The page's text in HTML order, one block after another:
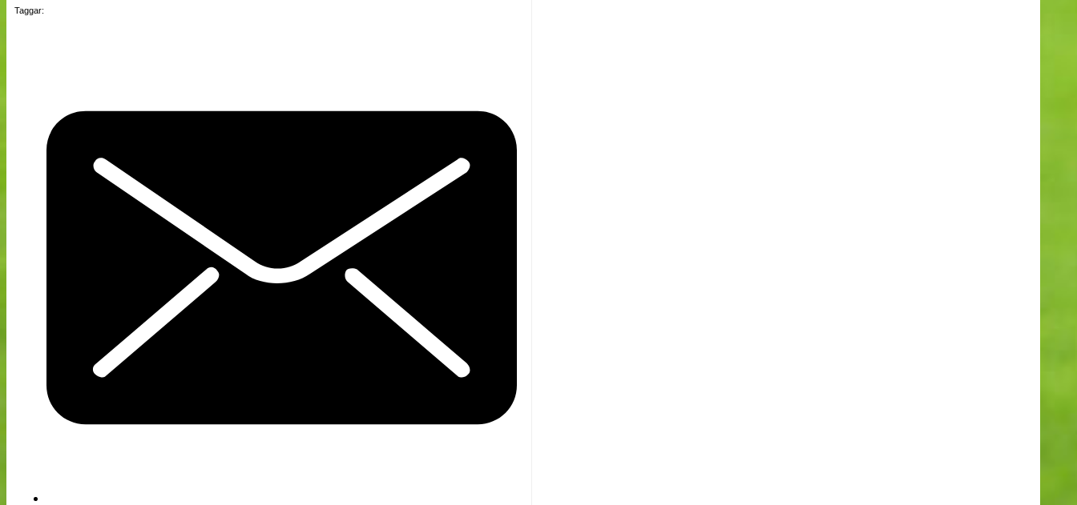
Taggar: